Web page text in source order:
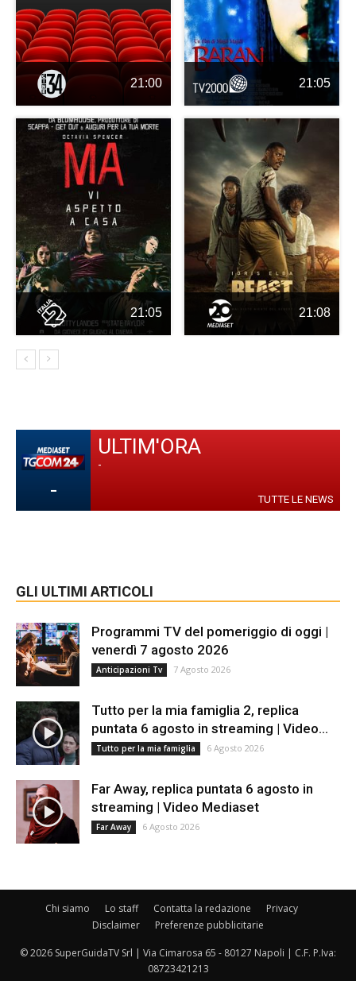
21:00 21:05
21:05 21:08
-
ULTIM'ORA
-
TUTTE LE NEWS
GLI ULTIMI ARTICOLI
Programmi TV del pomeriggio di oggi |
venerdì 7 agosto 2026
Anticipazioni Tv 7 Agosto 2026
Tutto per la mia famiglia 2, replica
puntata 6 agosto in streaming | Video...
Tutto per la mia famiglia 6 Agosto 2026
Far Away, replica puntata 6 agosto in
streaming | Video Mediaset
Far Away 6 Agosto 2026
Chi siamo Lo staff Contatta la redazione
Privacy
Disclaimer
Preferenze pubblicitarie
© 2026 SuperGuidaTV Srl | Via Cimarosa 65 - 80127 Napoli | C.F. P.Iva:
08723421213